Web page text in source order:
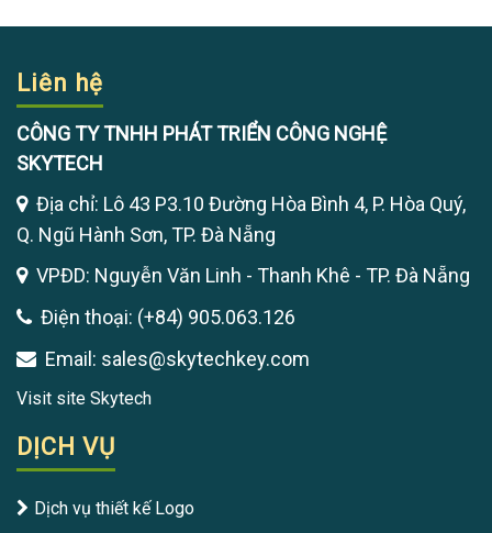
Liên hệ
CÔNG TY TNHH PHÁT TRIỂN CÔNG NGHỆ
SKYTECH
Địa chỉ: Lô 43 P3.10 Đường Hòa Bình 4, P. Hòa Quý,
Q. Ngũ Hành Sơn, TP. Đà Nẵng
VPĐD: Nguyễn Văn Linh - Thanh Khê - TP. Đà Nẵng
Điện thoại: (+84) 905.063.126
Email: sales@skytechkey.com
Visit site Skytech
DỊCH VỤ
Dịch vụ thiết kế Logo